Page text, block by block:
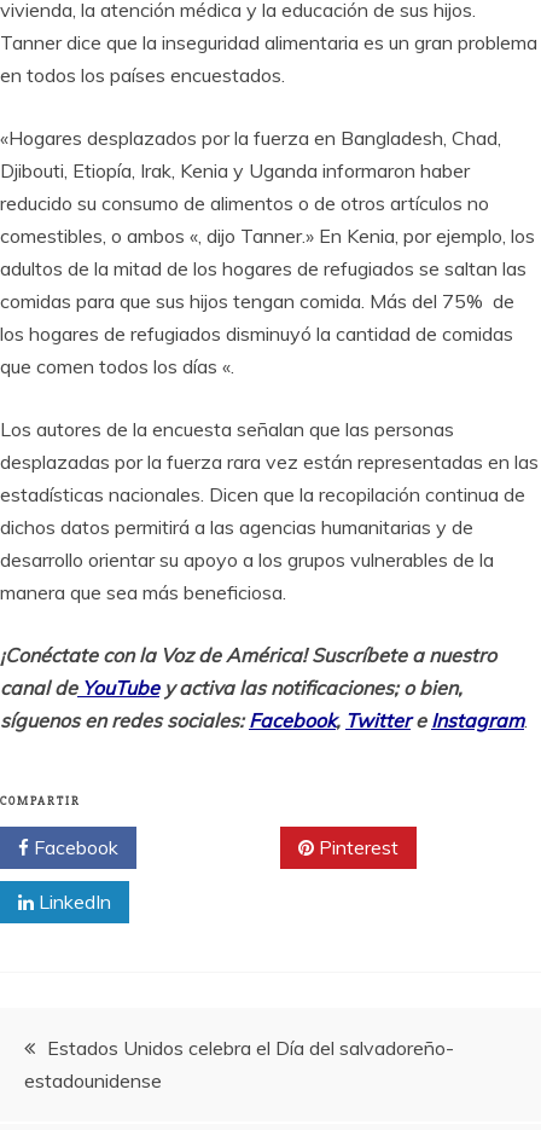
vivienda, la atención médica y la educación de sus hijos.
Tanner dice que la inseguridad alimentaria es un gran problema
en todos los países encuestados.
«Hogares desplazados por la fuerza en Bangladesh, Chad,
Djibouti, Etiopía, Irak, Kenia y Uganda informaron haber
reducido su consumo de alimentos o de otros artículos no
comestibles, o ambos «, dijo Tanner.» En Kenia, por ejemplo, los
adultos de la mitad de los hogares de refugiados se saltan las
comidas para que sus hijos tengan comida. Más del 75% de
los hogares de refugiados disminuyó la cantidad de comidas
que comen todos los días «.
Los autores de la encuesta señalan que las personas
desplazadas por la fuerza rara vez están representadas en las
estadísticas nacionales. Dicen que la recopilación continua de
dichos datos permitirá a las agencias humanitarias y de
desarrollo orientar su apoyo a los grupos vulnerables de la
manera que sea más beneficiosa.
¡Conéctate con la Voz de América! Suscríbete a nuestro
canal deYouTubey activa las notificaciones; o bien,
síguenos en redes sociales:Facebook, Twittere Instagram.
COMPARTIR
Facebook Pinterest
LinkedIn
Navegación
de
Estados Unidos celebra el Día del salvadoreño-
estadounidense